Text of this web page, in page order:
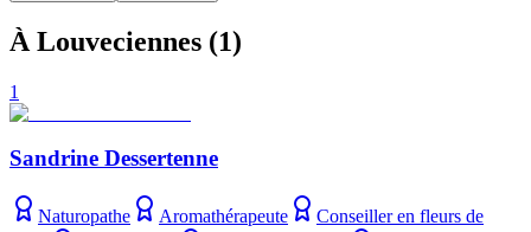
À Louveciennes (1)
1
Sandrine Dessertenne
Naturopathe Aromathérapeute
Conseiller en fleurs de